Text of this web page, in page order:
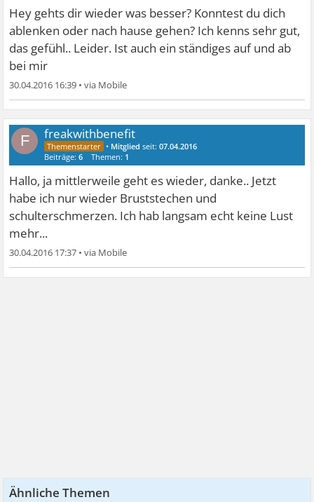
Hey gehts dir wieder was besser? Konntest du dich
ablenken oder nach hause gehen? Ich kenns sehr gut,
das gefühl.. Leider. Ist auch ein ständiges auf und ab
bei mir
30.04.2016 16:39 •
F freakwithbenefit
• Mitglied seit:07.04.2016
Beiträge:6 Themen: 1
Hallo, ja mittlerweile geht es wieder, danke.. Jetzt
habe ich nur wieder Bruststechen und
schulterschmerzen. Ich hab langsam echt keine Lust
mehr...
30.04.2016 17:37 •
Ähnliche Themen